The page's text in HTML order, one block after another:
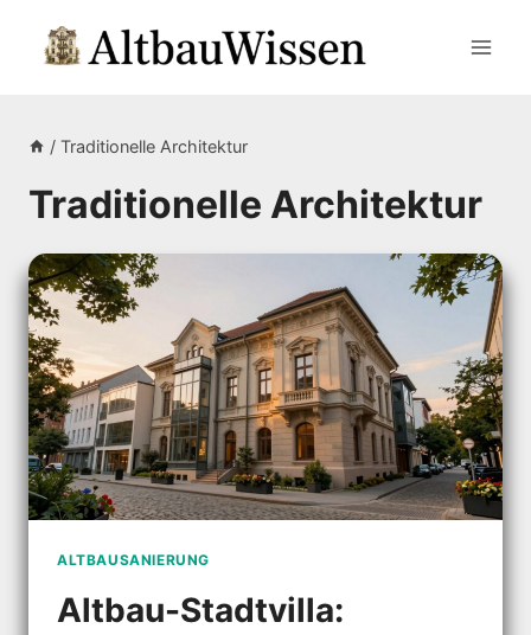
Inhalt
/ Traditionelle Architektur
Traditionelle Architektur
ALTBAUSANIERUNG
Altbau-Stadtvilla: